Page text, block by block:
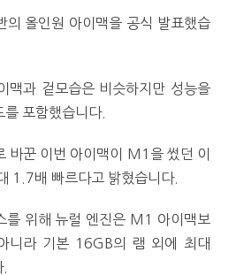
올인원 아이맥을 공식 발표했습
맥과 겉모습은 비슷하지만 성능을
를 포함했습니다.
바꾼 이번 아이맥이 M1을 썼던 이
1.7배 빠르다고 밝혔습니다.
를 위해 뉴럴 엔진은 M1 아이맥보
니라 기본 16GB의 램 외에 최대